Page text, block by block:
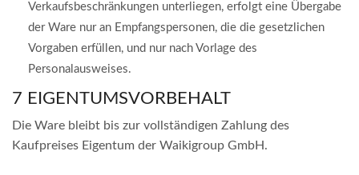
Verkaufsbeschränkungen unterliegen, erfolgt eine Übergabe
der Ware nur an Empfangspersonen, die die gesetzlichen
Vorgaben erfüllen, und nur nach Vorlage des
Personalausweises.
7 EIGENTUMSVORBEHALT
Die Ware bleibt bis zur vollständigen Zahlung des
Kaufpreises Eigentum der Waikigroup GmbH.